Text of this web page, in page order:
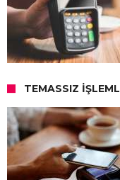
TEMASSIZ